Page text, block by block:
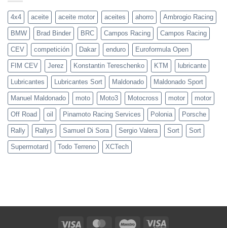
un
paso
del
podio
Moto3
y
PreMoto3
en
Mugello
4x4 aceite aceite motor aceites ahorro Ambrogio Racing
BMW Brad Binder BRC Campos Racing Campos Racing
CEV competición Dakar enduro Euroformula Open
FIM CEV Jerez Konstantin Tereschenko KTM lubricante
Lubricantes Lubricantes Sort Maldonado Maldonado Sport
Manuel Maldonado moto Moto3 Motocross motor motor
Off Road oil Pinamoto Racing Services Polonia Porsche
Rally Rallys Samuel Di Sora Sergio Valera Sort Sort
Supermotard Todo Terreno XCTech
Visa MasterCardMaestro Visa